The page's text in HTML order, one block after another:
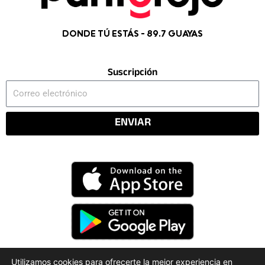
DONDE TÚ ESTÁS - 89.7 GUAYAS
Suscripción
ENVIAR
Utilizamos cookies para ofrecerte la mejor experiencia en